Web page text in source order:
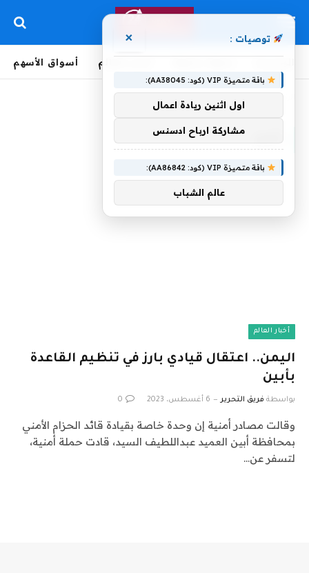
أخبار العالم أسواق الأسهم
بأبين
أخبار العالم
اليمن.. اعتقال قيادي بارز في تنظيم القاعدة
بأبين
بواسطة فريق التحرير 6 أغسطس، 2023 0
وقالت مصادر أمنية إن وحدة خاصة بقيادة قائد الحزام الأمني
بمحافظة أبين العميد عبداللطيف السيد، قادت حملة أمنية،
لتسفر عن…
توصيات : ×
باقة متميزة VIP (كود: AA38045):
اول اثنين ريادة اعمال
مشاركة ارباح ادسنس
باقة متميزة VIP (كود: AA86842):
عالم الشباب